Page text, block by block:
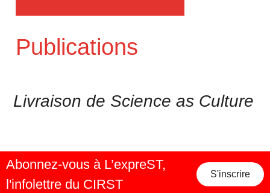
Publications
Livraison de Science as Culture
Abonnez-vous à L’expreST,
l'infolettre du CIRST
S'inscrire